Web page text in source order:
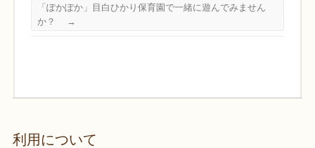
「ぽかぽか」目白ひかり保育園で一緒に遊んでみません
か？
→
利用について